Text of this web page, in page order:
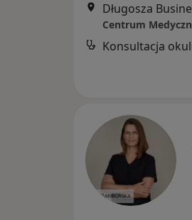
Centrum
Konsultacja